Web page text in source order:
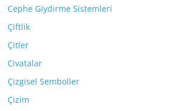
Cephe Giydirme Sistemleri
Çiftlik
Çitler
Civatalar
Çizgisel Semboller
Çizim